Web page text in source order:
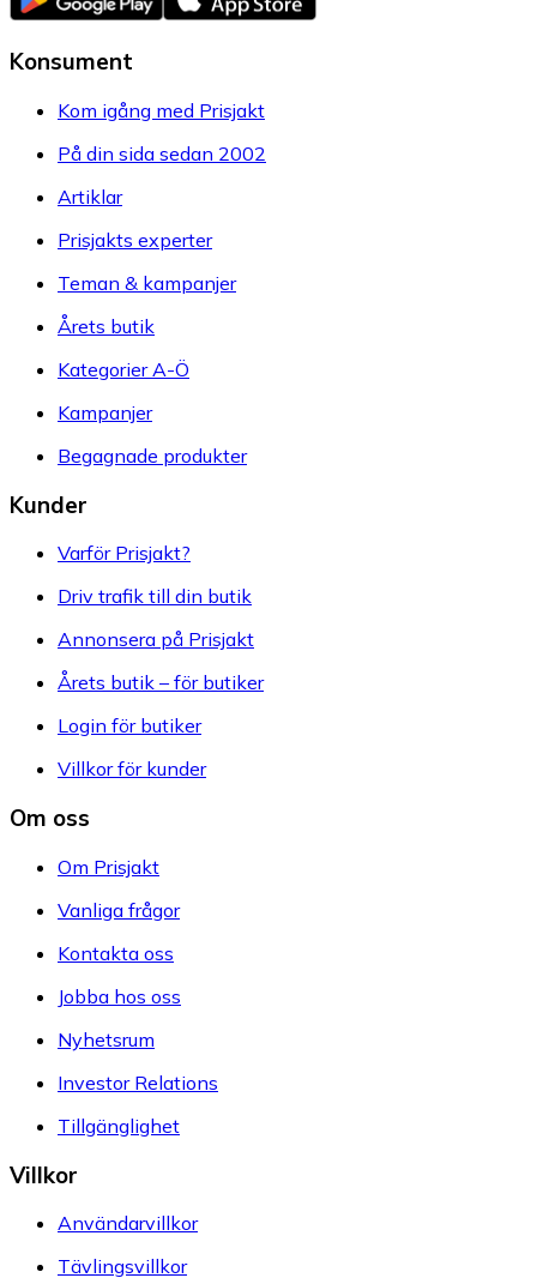
Konsument
Kom igång med Prisjakt
På din sida sedan 2002
Artiklar
Prisjakts experter
Teman & kampanjer
Årets butik
Kategorier A-Ö
Kampanjer
Begagnade produkter
Kunder
Varför Prisjakt?
Driv trafik till din butik
Annonsera på Prisjakt
Årets butik – för butiker
Login för butiker
Villkor för kunder
Om oss
Om Prisjakt
Vanliga frågor
Kontakta oss
Jobba hos oss
Nyhetsrum
Investor Relations
Tillgänglighet
Villkor
Användarvillkor
Tävlingsvillkor